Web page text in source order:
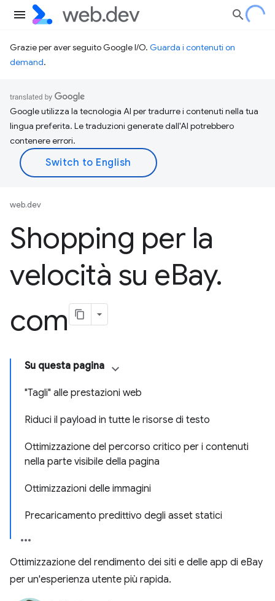
Grazie per aver seguito Google I/O. Guarda i contenuti on
demand.
Google utilizza la tecnologia AI per tradurre i contenuti nella tua
lingua preferita. Le traduzioni generate dall'AI potrebbero
contenere errori.
web.dev
Shopping per la
velocità su eBay.
com
Su questa pagina
"Tagli" alle prestazioni web
Riduci il payload in tutte le risorse di testo
Ottimizzazione del percorso critico per i contenuti
nella parte visibile della pagina
Ottimizzazioni delle immagini
Precaricamento predittivo degli asset statici
Ottimizzazione del rendimento dei siti e delle app di eBay
per un'esperienza utente più rapida.